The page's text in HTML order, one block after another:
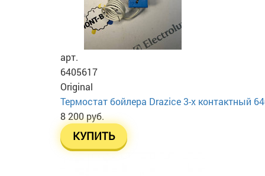
арт.
6405617
Original
Термостат бойлера Drazice 3-х контактный
8 200 руб.
КУПИТЬ